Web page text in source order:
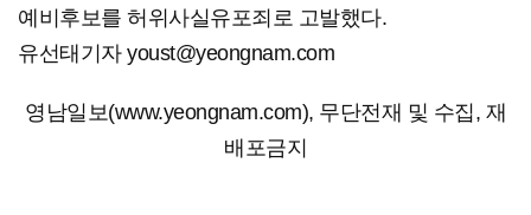
예비후보를 허위사실유포죄로 고발했다.
유선태기자 youst@yeongnam.com
영남일보(www.yeongnam.com), 무단전재 및 수집, 재
배포금지